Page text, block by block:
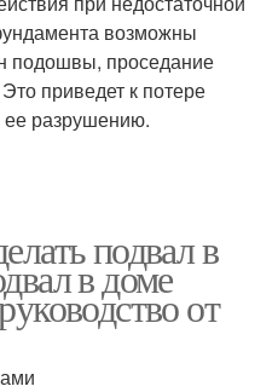
возможны
подошвы, проседание
приведет к потере
ее разрушению.
подвал в
в доме
от